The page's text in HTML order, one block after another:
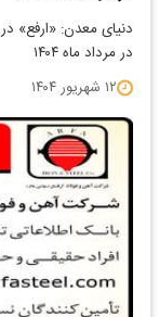
دنیای معدن: «ارفع»
در مرداد ماه ۱۴۰۴
۱۲ شهریور ۱۴۰۴